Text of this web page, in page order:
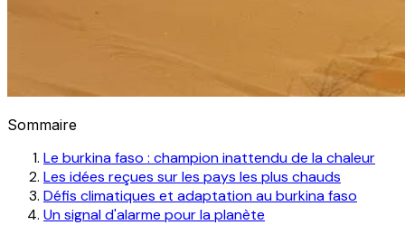
Sommaire
Le burkina faso : champion inattendu de la chaleur
Les idées reçues sur les pays les plus chauds
Défis climatiques et adaptation au burkina faso
Un signal d'alarme pour la planète